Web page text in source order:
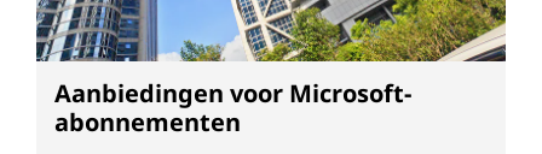
Aanbiedingen voor Microsoft-
abonnementen